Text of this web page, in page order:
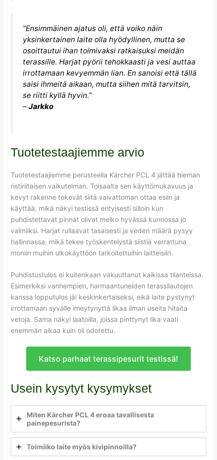
”Ensimmäinen ajatus oli, että voiko näin
yksinkertainen laite olla hyödyllinen, mutta se
osoittautui ihan toimivaksi ratkaisuksi meidän
terassille. Harjat pyörii tehokkaasti ja vesi auttaa
irrottamaan kevyemmän lian. En sanoisi että tällä
saisi ihmeitä aikaan, mutta siihen mitä tarvitsin,
se riitti kyllä hyvin.”
– Jarkko
Tuotetestaajiemme arvio
Tuotetestaajiemme perusteella Kärcher PCL 4 jättää hieman
ristiriitaisen vaikutelman. Toisaalta sen käyttömukavuus ja
kevyt rakenne tekevät siitä vaivattoman ottaa esiin ja
käyttää, mikä näkyi testissä erityisesti silloin kun
puhdistettavat pinnat olivat melko hyvässä kunnossa jo
valmiiksi. Harjat rullaavat tasaisesti ja veden määrä pysyy
hallinnassa, mikä tekee työskentelystä siistiä verrattuna
moniin muihin ulkokäyttöön tarkoitettuihin laitteisiin.
Puhdistustulos ei kuitenkaan vakuuttanut kaikissa tilanteissa.
Esimerkiksi vanhempien, harmaantuneiden terassilautojen
kanssa lopputulos jäi keskinkertaiseksi, eikä laite pystynyt
irrottamaan syvälle imeytynyttä likaa ilman useita hitaita
vetoja. Sama näkyi laatoilla, joissa pinttynyt lika vaati
enemmän aikaa kuin oli odotettu.
Katso parhaat terassipesurit testissä!
Usein kysytyt kysymykset
Miten Kärcher PCL 4 eroaa tavallisesta
painepesurista?
Toimiiko laite myös kivipinnoilla?